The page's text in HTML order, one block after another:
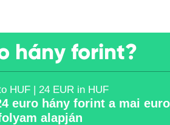
hány forint?
HUF | 24 EUR in HUF
euro hány forint a mai euro
alapján